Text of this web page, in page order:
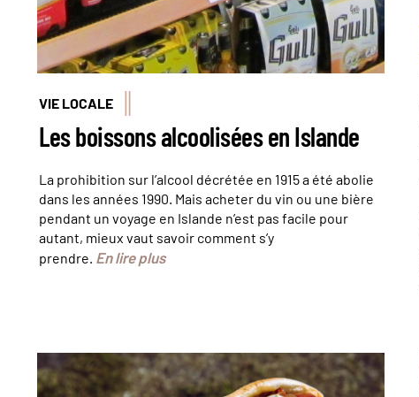
VIE LOCALE
Les boissons alcoolisées en Islande
La prohibition sur l’alcool décrétée en 1915 a été abolie
dans les années 1990. Mais acheter du vin ou une bière
pendant un voyage en Islande n’est pas facile pour
autant, mieux vaut savoir comment s’y
prendre. En lire plus
©FotoHelin - stock.adobe